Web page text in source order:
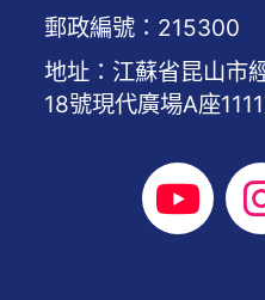
郵政編號：215300
地址：江蘇省昆山市
18號現代廣場A座